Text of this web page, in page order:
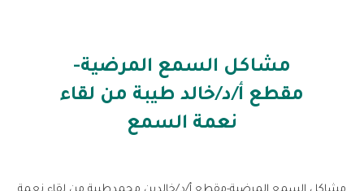
مشاكل السمع المرضية-
مقطع أ/د/خالد طيبة من لقاء
نعمة السمع